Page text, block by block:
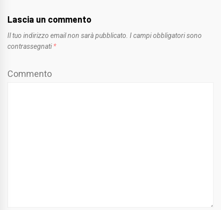
Lascia un commento
Il tuo indirizzo email non sarà pubblicato. I campi obbligatori sono
contrassegnati *
Commento